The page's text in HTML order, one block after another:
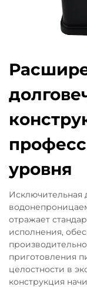
уровня
Исключительная
отражает
исполнения,
приготовления
целостности в
конструкция